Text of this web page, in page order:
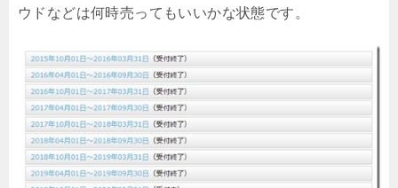
ウドなどは何時売ってもいいかな状態です。